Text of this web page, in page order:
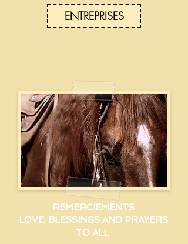
ENTREPRISES
REMERCIEMENTS
LOVE, BLESSINGS AND PRAYERS
TO ALL